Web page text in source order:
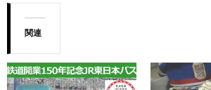
関連